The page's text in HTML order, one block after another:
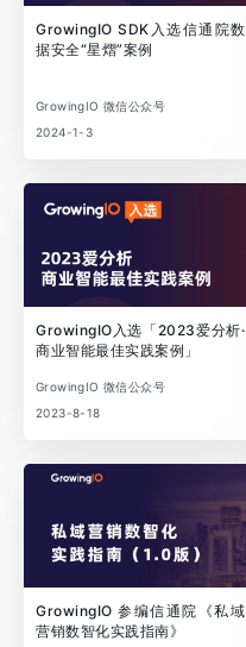
GrowingIO SDK入选信通院数
据安全“星熠”案例
GrowingIO 微信公众号
2024-1-3
GrowingIO入选「2023爱分析·
商业智能最佳实践案例」
GrowingIO 微信公众号
2023-8-18
GrowingIO 参编信通院《私域
营销数智化实践指南》